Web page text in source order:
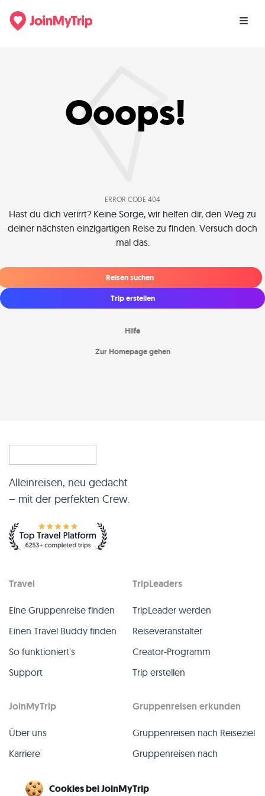
Ooops!
ERROR CODE 404
Hast du dich verirrt? Keine Sorge, wir helfen dir, den Weg zu
deiner nächsten einzigartigen Reise zu finden. Versuch doch
mal das:
Reisen suchen
Trip erstellen
Hilfe
Zur Homepage gehen
Alleinreisen, neu gedacht
– mit der perfekten Crew.
Travel
Eine Gruppenreise finden
Einen Travel Buddy finden
So funktioniert's
Support
TripLeaders
TripLeader werden
Reiseveranstalter
Creator-Programm
Trip erstellen
JoinMyTrip
Über uns
Karriere
Gruppenreisen erkunden
Gruppenreisen nach Reiseziel
Gruppenreisen nach
Alle Gruppenreisen
Cookies bei JoinMyTrip